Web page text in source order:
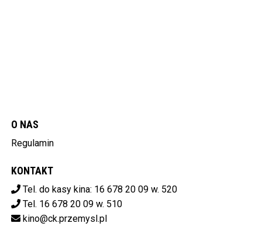
O NAS
Regulamin
KONTAKT
Tel. do kasy kina: 16 678 20 09 w. 520
Tel. 16 678 20 09 w. 510
kino@ck.przemysl.pl